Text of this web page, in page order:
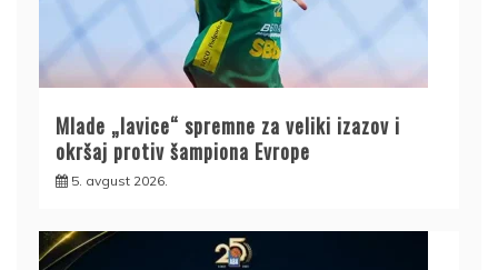
Mlade „lavice“ spremne za veliki izazov i
okršaj protiv šampiona Evrope
5. avgust 2026.